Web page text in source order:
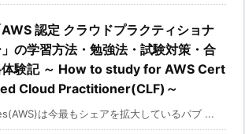
AWS 認定 クラウドプラクティショナ
の学習方法・勉強法・試験対策・合
験記 ～ How to study for AWS Cert
Cloud Practitioner(CLF)～
は今最もシェアを拡大しているパブ ...